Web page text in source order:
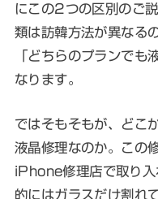
にこの2つの区別のご
類は訪韓方法が異なる
「どちらのプランでも
なります。
ではそもそもが、どこ
液晶修理なのか。この
iPhone修理店で取り入
的にはガラスだけ割れ